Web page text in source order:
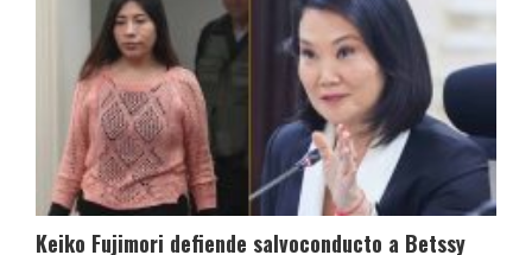
Keiko Fujimori defiende salvoconducto a Betssy